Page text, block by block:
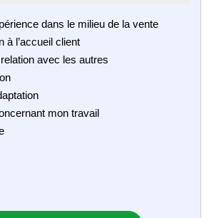
dans le milieu de la vente
à l’accueil client
avec les autres
mon travail